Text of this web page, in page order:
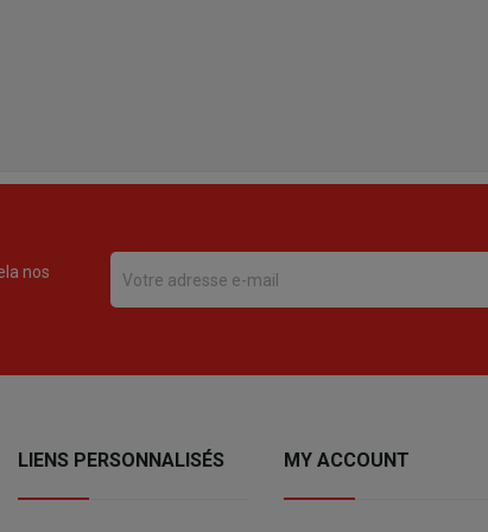
nos
LIENS PERSONNALISÉS MY ACCOUNT